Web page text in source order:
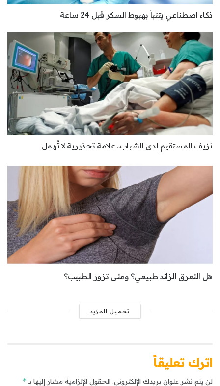
ذكاء اصطناعي يتنبأ بهبوط السكر قبل 24 ساعة
نزيف المستقيم لدى الشباب.. علامة تحذيرية لا تُهمل
هل التعرق الزائد طبيعي؟ ومتى تزور الطبيب؟
تحميل المزيد
اترك تعليقاً
لن يتم نشر عنوان بريدك الإلكتروني. الحقول الإلزامية مشار إليها بـ *